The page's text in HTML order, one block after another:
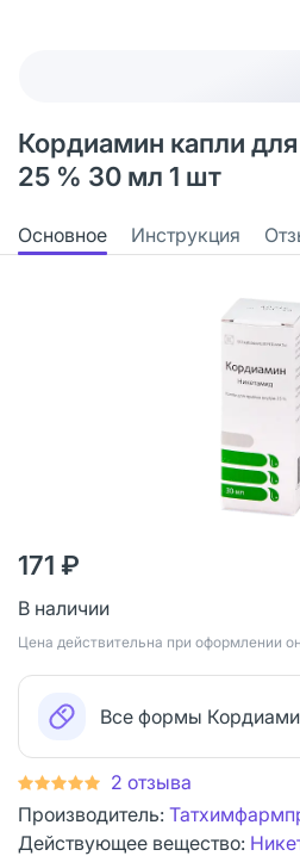
Кордиамин капли
25 % 30 мл 1 шт
Основное Инструкция
171 ₽
В наличии
Цена действительна при оформлении
Все формы
2 отзыва
Производитель:
Действующее вещество: